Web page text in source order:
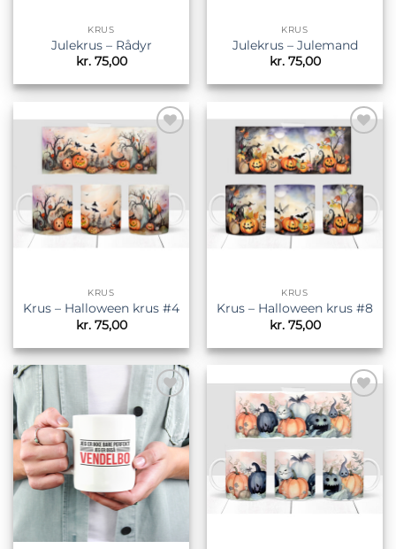
KRUS
Julekrus – Rådyr
kr.75,00
KRUS
Julekrus – Julemand
kr.75,00
Tilføj til
ønskeliste
KRUS
Krus – Halloween krus #4
kr.75,00
Tilføj til
ønskeliste
KRUS
Krus – Halloween krus #8
kr.75,00
Tilføj til
ønskeliste
Tilføj til
ønskeliste